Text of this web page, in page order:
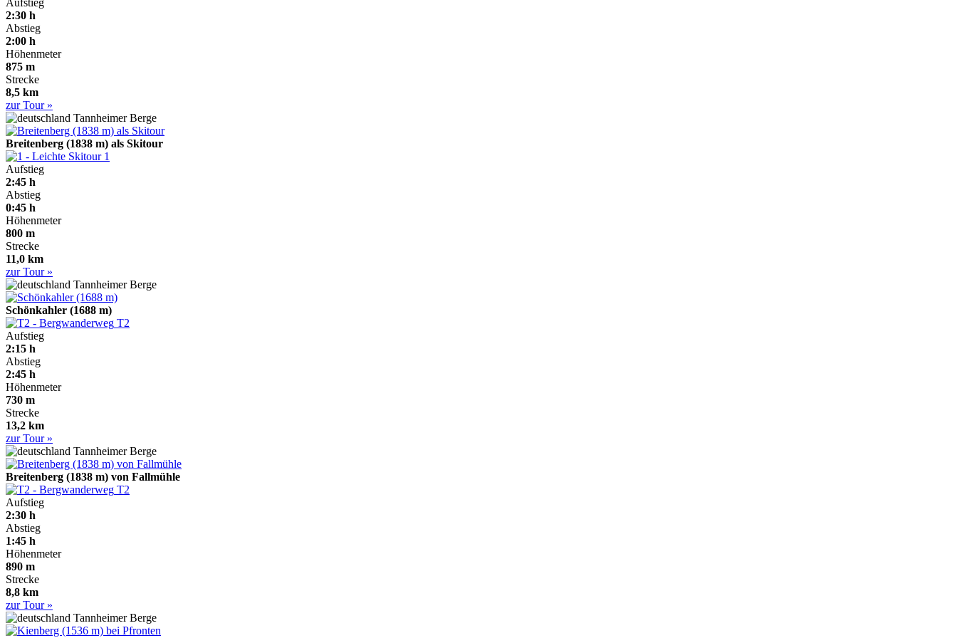
Aufstieg
2:30 h
Abstieg
2:00 h
Höhenmeter
875 m
Strecke
8,5 km
zur Tour »
Tannheimer Berge
Breitenberg (1838 m) als Skitour
1
Aufstieg
2:45 h
Abstieg
0:45 h
Höhenmeter
800 m
Strecke
11,0 km
zur Tour »
Tannheimer Berge
Schönkahler (1688 m)
T2
Aufstieg
2:15 h
Abstieg
2:45 h
Höhenmeter
730 m
Strecke
13,2 km
zur Tour »
Tannheimer Berge
Breitenberg (1838 m) von Fallmühle
T2
Aufstieg
2:30 h
Abstieg
1:45 h
Höhenmeter
890 m
Strecke
8,8 km
zur Tour »
Tannheimer Berge